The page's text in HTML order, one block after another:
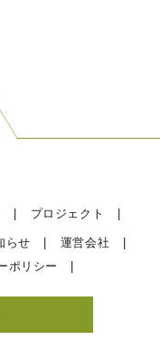
プロジェクト
らせ
運営会社
ポリシー